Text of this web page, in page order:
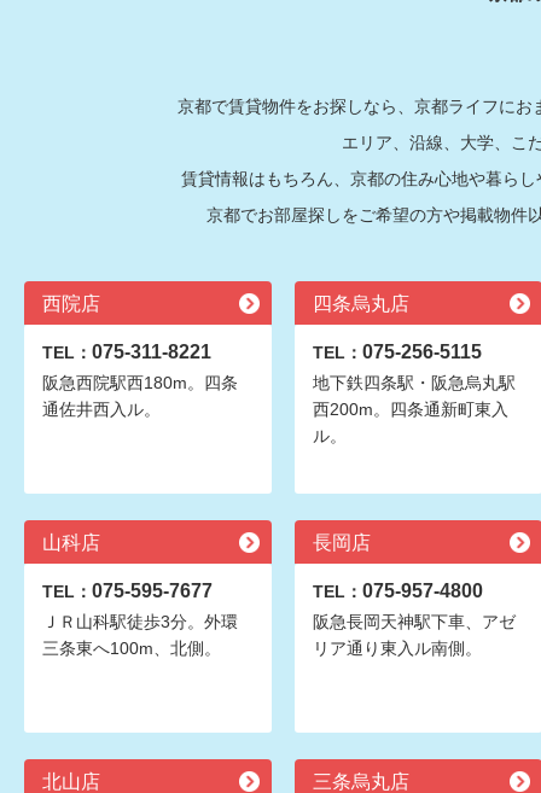
京都で賃貸物件をお探しなら、京都ライフに
エリア、沿線、大学、こ
賃貸情報はもちろん、京都の住み心地や暮ら
京都でお部屋探しをご希望の方や掲載物件
西院店
TEL： 075-311-8221
阪急西院駅西180m。四条
通佐井西入ル。
四条烏丸店
TEL： 075-256-5115
地下鉄四条駅・阪急烏丸駅
西200m。四条通新町東入
ル。
山科店
TEL： 075-595-7677
ＪＲ山科駅徒歩3分。外環
三条東へ100m、北側。
長岡店
TEL： 075-957-4800
阪急長岡天神駅下車、アゼ
リア通り東入ル南側。
北山店 三条烏丸店